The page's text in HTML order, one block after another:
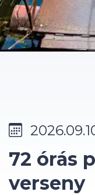
72 órás
verseny